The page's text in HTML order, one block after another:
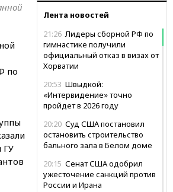
Лента новостей
21:26 Лидеры сборной РФ по
гимнастике получили
официальный отказ в визах от
Хорватии
20:53 Швыдкой:
«Интервидение» точно
пройдет в 2026 году
20:20 Суд США постановил
остановить строительство
бального зала в Белом доме
20:15 Сенат США одобрил
ужесточение санкций против
России и Ирана
по
ГУ